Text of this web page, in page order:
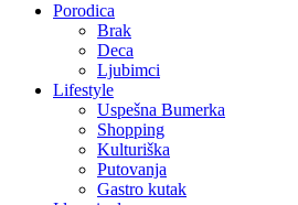
Porodica
Brak
Deca
Ljubimci
Lifestyle
Uspešna Bumerka
Shopping
Kulturiška
Putovanja
Gastro kutak